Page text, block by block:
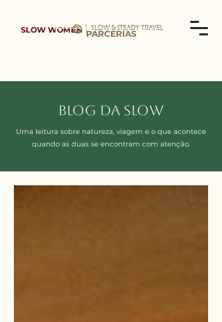
SLOW WOMEN PARCERIAS
BLOG DA SLOW
Uma leitura sobre natureza, viagem e o que acontece
quando as duas se encontram com atenção.